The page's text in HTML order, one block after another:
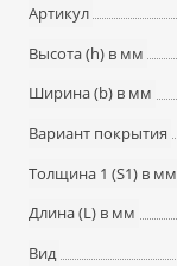
Артикул
Высота (h) в мм
Ширина (b) в мм
Вариант покрытия
Толщина 1 (S1) в мм
Длина (L) в мм
Вид